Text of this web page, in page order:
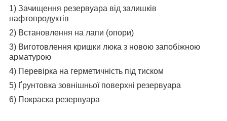
1) Зачищення резервуара від залишків
нафтопродуктів
2) Встановлення на лапи (опори)
3) Виготовлення кришки люка з новою запобіжною
арматурою
4) Перевірка на герметичність під тиском
5) Ґрунтовка зовнішньої поверхні резервуара
6) Покраска резервуара